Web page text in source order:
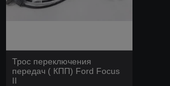
Трос переключения
передач ( КПП) Ford Focus
II